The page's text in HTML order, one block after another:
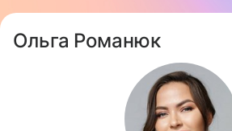
Ольга Романюк